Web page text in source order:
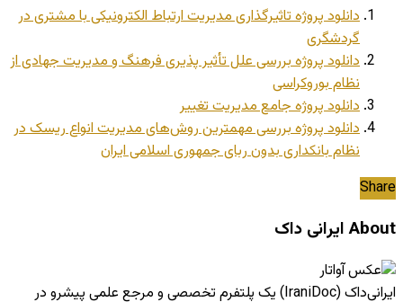
دانلود پروژه تاثیرگذاری مدیریت ارتباط الکترونیکی با مشتری در
گردشگری
دانلود پروژه بررسی علل تأثیر پذیری فرهنگ و مدیریت جهادی از
نظام بوروکراسی
دانلود پروژه جامع مدیریت تغییر
دانلود پروژه بررسی مهمترین روش‌های مدیریت انواع ریسک در
نظام بانکداری بدون ربای جمهوری اسلامی ایران
Share
About ایرانی داک
ایرانی‌داک (IraniDoc) یک پلتفرم تخصصی و مرجع علمی پیشرو در